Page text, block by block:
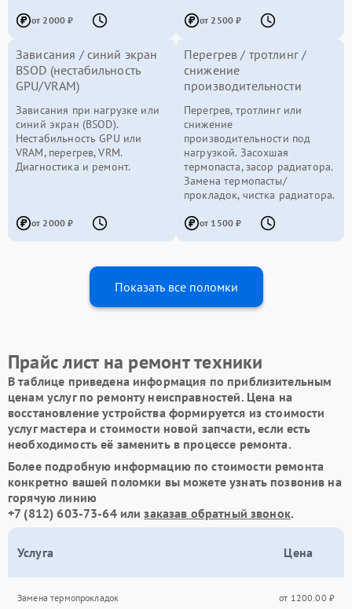
от 2000 ₽ от 2500 ₽
Зависания / синий экран
BSOD (нестабильность
GPU/VRAM)
Зависания при нагрузке или
синий экран (BSOD).
Нестабильность GPU или
VRAM, перегрев, VRM.
Диагностика и ремонт.
от 2000 ₽
Перегрев / тротлинг /
снижение
производительности
Перегрев, тротлинг или
снижение
производительности под
нагрузкой. Засохшая
термопаста, засор радиатора.
Замена термопасты/
прокладок, чистка радиатора.
от 1500 ₽
Показать все поломки
Прайс лист на ремонт техники
В таблице приведена информация по приблизительным
ценам услуг по ремонту неисправностей. Цена на
восстановление устройства формируется из стоимости
услуг мастера и стоимости новой запчасти, если есть
необходимость её заменить в процессе ремонта.
Более подробную информацию по стоимости ремонта
конкретно вашей поломки вы можете узнать позвонив на
горячую линию
+7 (812) 603-73-64илизаказав обратный звонок.
Услуга Цена
Замена термопрокладок от 1200.00 ₽